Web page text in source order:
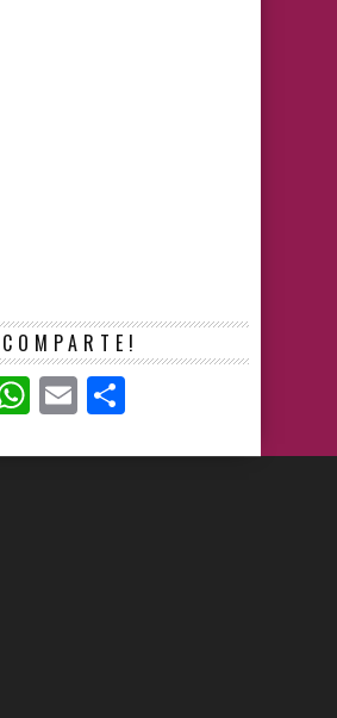
COMPARTE!
WhatsApp
Email